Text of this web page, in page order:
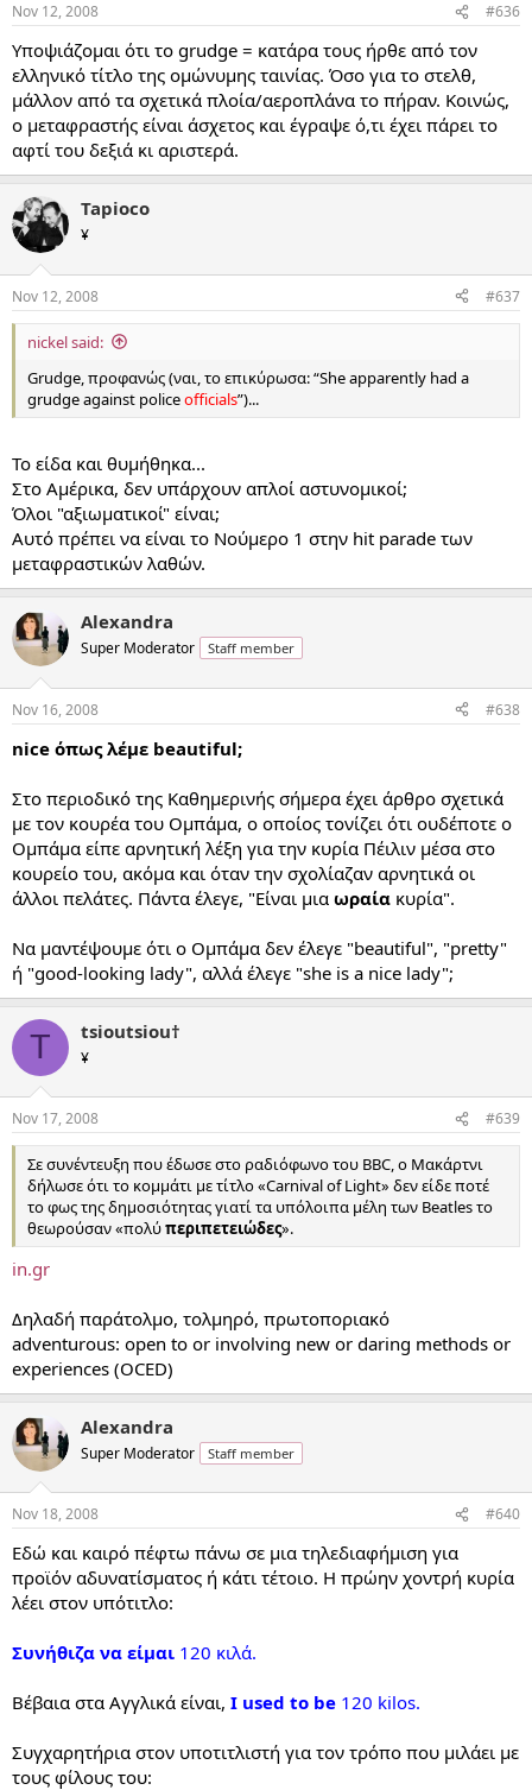
Nov 12, 2008 #636
Υποψιάζομαι ότι το grudge = κατάρα τους ήρθε από τον
ελληνικό τίτλο της ομώνυμης ταινίας. Όσο για το στελθ,
μάλλον από τα σχετικά πλοία/αεροπλάνα το πήραν. Κοινώς,
ο μεταφραστής είναι άσχετος και έγραψε ό,τι έχει πάρει το
αφτί του δεξιά κι αριστερά.
Tapioco
¥
Nov 12, 2008 #637
nickel said:
Grudge, προφανώς (ναι, το επικύρωσα: “She apparently had a
grudge against policeofficials”)...
Το είδα και θυμήθηκα...
Στο Αμέρικα, δεν υπάρχουν απλοί αστυνομικοί;
Όλοι "αξιωματικοί" είναι;
Αυτό πρέπει να είναι το Νούμερο 1 στην hit parade των
μεταφραστικών λαθών.
Alexandra
Super Moderator Staff member
Nov 16, 2008 #638
nice όπως λέμε beautiful;
Στο περιοδικό της Καθημερινής σήμερα έχει άρθρο σχετικά
με τον κουρέα του Ομπάμα, ο οποίος τονίζει ότι ουδέποτε ο
Ομπάμα είπε αρνητική λέξη για την κυρία Πέιλιν μέσα στο
κουρείο του, ακόμα και όταν την σχολίαζαν αρνητικά οι
άλλοι πελάτες. Πάντα έλεγε, "Είναι μια ωραία κυρία".
Να μαντέψουμε ότι ο Ομπάμα δεν έλεγε "beautiful", "pretty"
ή "good-looking lady", αλλά έλεγε "she is a nice lady";
T tsioutsiou†
¥
Nov 17, 2008 #639
Σε συνέντευξη που έδωσε στο ραδιόφωνο του BBC, ο Μακάρτνι
δήλωσε ότι το κομμάτι με τίτλο «Carnival of Light» δεν είδε ποτέ
το φως της δημοσιότητας γιατί τα υπόλοιπα μέλη των Beatles το
θεωρούσαν «πολύπεριπετειώδες».
in.gr
Δηλαδή παράτολμο, τολμηρό, πρωτοποριακό
adventurous: open to or involving new or daring methods or
experiences (OCED)
Alexandra
Super Moderator Staff member
Nov 18, 2008 #640
Εδώ και καιρό πέφτω πάνω σε μια τηλεδιαφήμιση για
προϊόν αδυνατίσματος ή κάτι τέτοιο. Η πρώην χοντρή κυρία
λέει στον υπότιτλο:
Συνήθιζα να είμαι 120 κιλά.
Βέβαια στα Αγγλικά είναι, I used to be 120 kilos.
Συγχαρητήρια στον υποτιτλιστή για τον τρόπο που μιλάει με
τους φίλους του: